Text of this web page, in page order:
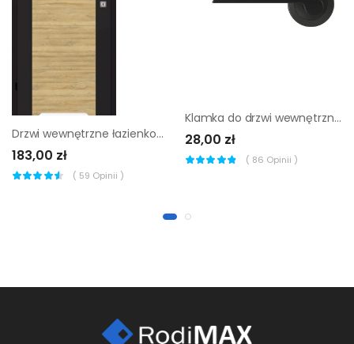
Drzwi wewnętrzne łazienkowe z podcięciem wentylacyjnym Dual Czarny mat Dąb Bawaria 70 Lewe Artens
183,00 zł
( 59 Opinii )
Klamka do drzwi wewnętrznych na rozecie Birdie czarny mat Inspire
28,00 zł
( 86 Opinii )